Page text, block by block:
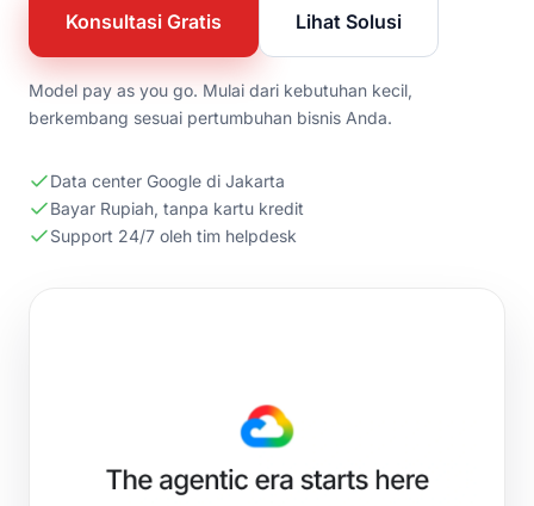
Konsultasi Gratis Lihat Solusi
Model pay as you go. Mulai dari kebutuhan kecil,
berkembang sesuai pertumbuhan bisnis Anda.
Data center Google di Jakarta
Bayar Rupiah, tanpa kartu kredit
Support 24/7 oleh tim helpdesk